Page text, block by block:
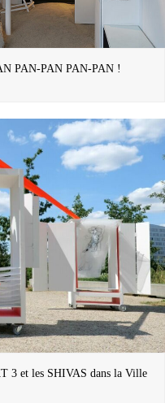
PAN-PAN PAN-PAN !
3 et les SHIVAS dans la Ville